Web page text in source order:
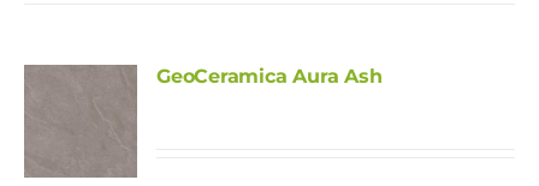
GeoCeramica Aura Ash